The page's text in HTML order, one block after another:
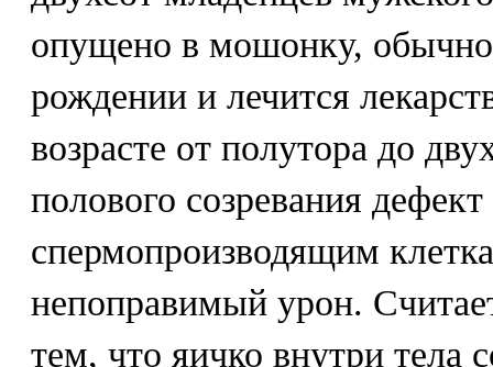
опущено в мошонку, обычно
рождении и лечится
возрасте от полутора до
полового созревания
спермопроизводящим
непоправимый урон.
тем, что яичко внутри тела